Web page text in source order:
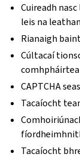
Cuireadh
leis na
Rianaigh
Cúltacaí
CAPTCHA
Tacaíocht
Tacaíocht